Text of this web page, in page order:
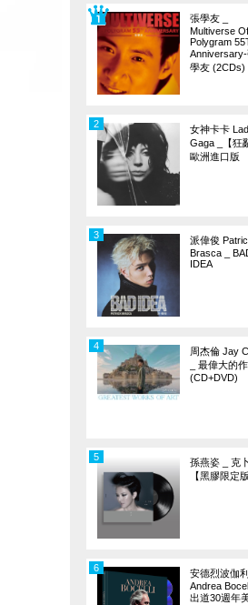
張學友 _
Multiverse Of
Polygram
學友 (2CDs)
女神卡卡
Gaga _【狂
歐洲進口版
2
派偉俊
Brasca _
IDEA
3
周杰倫 Jay
_ 最偉大的
(CD+DVD)
4
孫燕姿 _ 克
【黑膠限定版
5
安德烈波伽利
Andrea
出道30週年
6